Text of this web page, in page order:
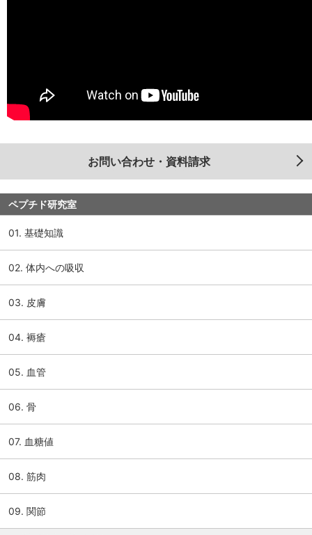
ペプチド研究室
01. 基礎知識
02. 体内への吸収
03. 皮膚
04. 褥瘡
05. 血管
06. 骨
07. 血糖値
08. 筋肉
09. 関節
お問い合わせ・資料請求